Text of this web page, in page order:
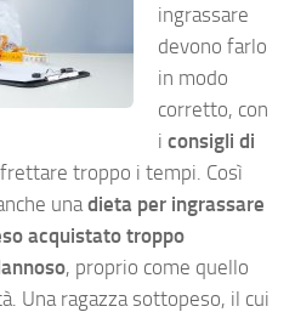
ingrassare
devono farlo
in modo
corretto, con
i consigli di
troppo i tempi. Così
una dieta per ingrassare
acquistato troppo
, proprio come quello
Una ragazza sottopeso, il cui